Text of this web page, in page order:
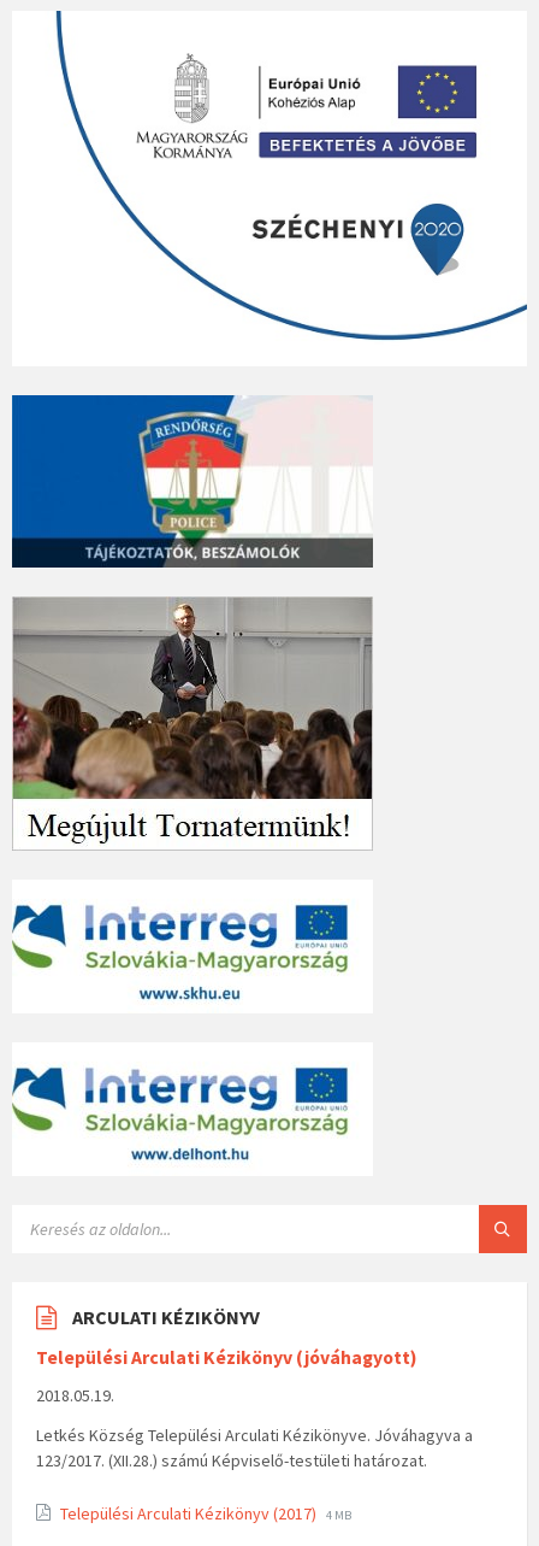
ARCULATI KÉZIKÖNYV
Települési Arculati Kézikönyv (jóváhagyott)
2018.05.19.
Letkés Község Települési Arculati Kézikönyve. Jóváhagyva a
123/2017. (XII.28.) számú Képviselő-testületi határozat.
Települési Arculati Kézikönyv (2017) 4 MB